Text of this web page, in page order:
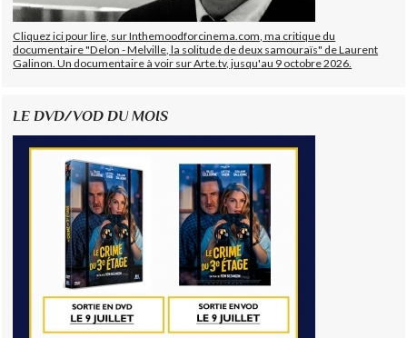
Cliquez ici pour lire, sur Inthemoodforcinema.com, ma critique du
documentaire "Delon - Melville, la solitude de deux samouraïs" de Laurent
Galinon. Un documentaire à voir sur Arte.tv, jusqu'au 9 octobre 2026.
LE DVD/VOD DU MOIS